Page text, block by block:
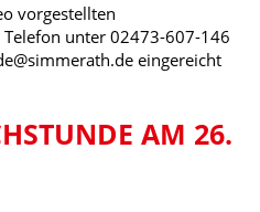
vorgestellten
unter 02473-607-146
eingereicht
AM 26.